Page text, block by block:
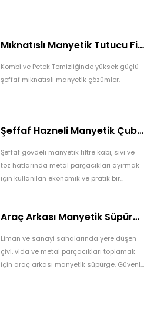
Mıknatıslı Manyetik Tutucu Filtre Mıknatıs – Petek ve Kombi Temizliği
Kombi ve Petek Temizliğinde yüksek güçlü
şeffaf mıknatıslı manyetik çözümler.
Şeffaf Hazneli Manyetik Çubuk Filtre – Ekonomik ve Yüksek Verimli Metal Tutucu
Şeffaf gövdeli manyetik filtre kabı, sıvı ve
toz hatlarında metal parçacıkları ayırmak
için kullanılan ekonomik ve pratik bir
ekipmanları korur.
Araç Arkası Manyetik Süpürge – Liman, Fuar Alanı ve Otomotiv Fabrikaları İçin
Liman ve sanayi sahalarında yere düşen
çivi, vida ve metal parçacıkları toplamak
için araç arkası manyetik süpürge. Güvenli